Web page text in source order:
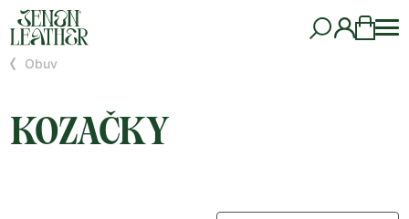
Obuv
KOZAČKY